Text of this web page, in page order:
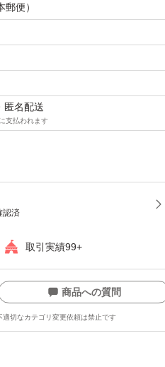
ます。
合があります。お急ぎの方は
ト番号まで細かく気にされる方
（レディースヘアエッセ
便）
匿名配送
支払われます
認済
取引実績99+
商品への質問
切なカテゴリ変更依頼は禁止です